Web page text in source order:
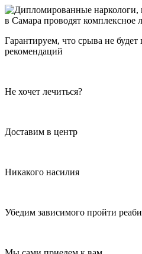
Гарантируем, что срыва не
рекомендаций
Не хочет лечиться?
Доставим в центр
Никакого насилия
Убедим зависимого пройти